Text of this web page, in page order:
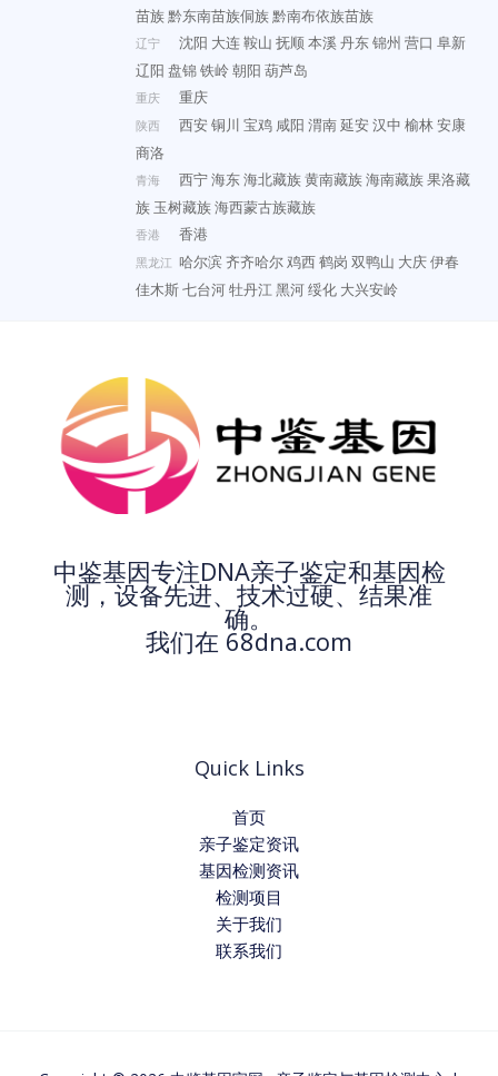
苗族黔东南苗族侗族黔南布依族苗族
辽宁 沈阳 大连鞍山 抚顺本溪丹东锦州 营口 阜新
辽阳 盘锦铁岭朝阳 葫芦岛
重庆 重庆
陕西 西安铜川 宝鸡 咸阳 渭南延安汉中 榆林安康
商洛
青海 西宁海东海北藏族黄南藏族海南藏族果洛藏
族 玉树藏族海西蒙古族藏族
香港 香港
黑龙江 哈尔滨齐齐哈尔鸡西鹤岗 双鸭山 大庆伊春
佳木斯七台河牡丹江黑河绥化 大兴安岭
中鉴基因专注DNA亲子鉴定和基因检
测，设备先进、技术过硬、结果准
确。
我们在 68dna.com
Quick Links
首页
亲子鉴定资讯
基因检测资讯
检测项目
关于我们
联系我们